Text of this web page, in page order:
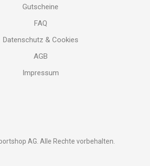
Gutscheine
FAQ
Datenschutz & Cookies
AGB
Impressum
AG. Alle Rechte vorbehalten.